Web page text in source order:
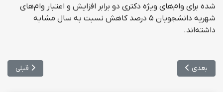
شده برای وام‌های ویژه دکتری دو برابر افزایش و اعتبار وام‌های
شهریه دانشجویان ۵ درصد کاهش نسبت به سال مشابه
داشته‌اند.
مطلب قبلی:
قبلی مطلب بعدی: زمان انتشار کارنامه کنکور دکتری وزارت علوم
بعدی